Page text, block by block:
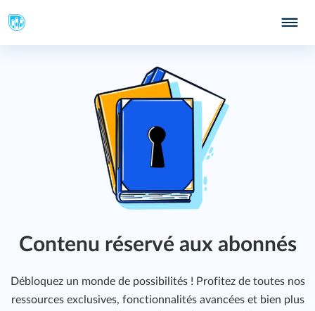
Contenu réservé aux abonnés
Débloquez un monde de possibilités ! Profitez de toutes nos
ressources exclusives, fonctionnalités avancées et bien plus